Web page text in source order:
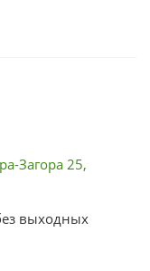
Загора 25,
выходных